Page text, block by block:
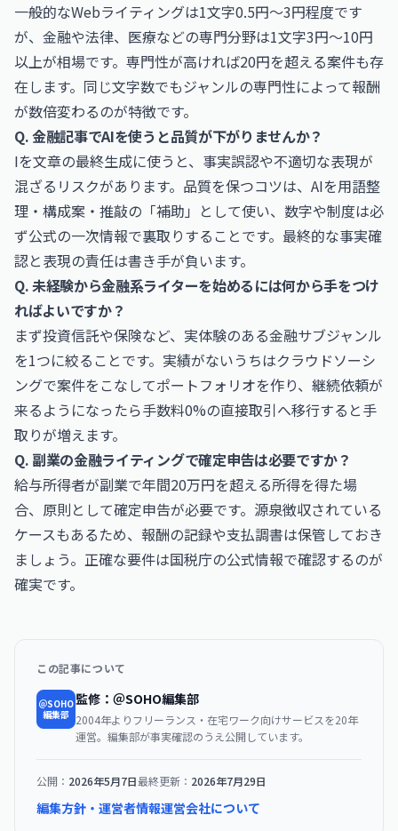
一般的なWebライティングは1文字0.5円〜3円程度です
が、金融や法律、医療などの専門分野は1文字3円〜10円
以上が相場です。専門性が高ければ20円を超える案件も存
在します。同じ文字数でもジャンルの専門性によって報酬
が数倍変わるのが特徴です。
Q. 金融記事でAIを使うと品質が下がりませんか？
Iを文章の最終生成に使うと、事実誤認や不適切な表現が
混ざるリスクがあります。品質を保つコツは、AIを用語整
理・構成案・推敲の「補助」として使い、数字や制度は必
ず公式の一次情報で裏取りすることです。最終的な事実確
認と表現の責任は書き手が負います。
Q. 未経験から金融系ライターを始めるには何から手をつけ
ればよいですか？
まず投資信託や保険など、実体験のある金融サブジャンル
を1つに絞ることです。実績がないうちはクラウドソーシ
ングで案件をこなしてポートフォリオを作り、継続依頼が
来るようになったら手数料0%の直接取引へ移行すると手
取りが増えます。
Q. 副業の金融ライティングで確定申告は必要ですか？
給与所得者が副業で年間20万円を超える所得を得た場
合、原則として確定申告が必要です。源泉徴収されている
ケースもあるため、報酬の記録や支払調書は保管しておき
ましょう。正確な要件は国税庁の公式情報で確認するのが
確実です。
この記事について
＠SOHO
編集部
監修：＠SOHO編集部
2004年よりフリーランス・在宅ワーク向けサービスを20年
運営。編集部が事実確認のうえ公開しています。
公開： 2026年5月7日最終更新： 2026年7月29日
編集方針・運営者情報運営会社について